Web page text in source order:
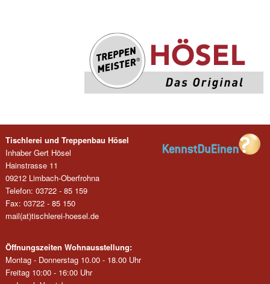
Tischlerei und Treppenbau Hösel
Inhaber Gert Hösel
Hainstrasse 11
09212 Limbach-Oberfrohna
Telefon: 03722 - 85 159
Fax: 03722 - 85 150
mail(at)tischlerei-hoesel.de
Öffnungszeiten Wohnausstellung:
Montag - Donnerstag 10.00 - 18.00 Uhr
Freitag 10:00 - 16:00 Uhr